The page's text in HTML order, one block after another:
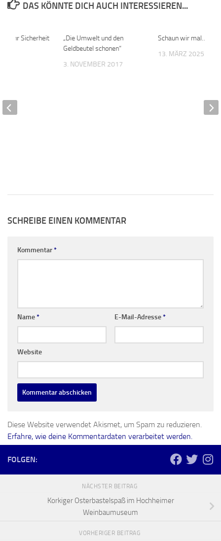
DAS KÖNNTE DICH AUCH INTERESSIEREN...
„Die Umwelt und den
Geldbeutel schonen“
3. NOVEMBER 2017
Schaun wir mal…
13. MÄRZ 2025
mehr Sicherheit
SCHREIBE EINEN KOMMENTAR
Kommentar*
Name* E-Mail-Adresse*
Website
Diese Website verwendet Akismet, um Spam zu reduzieren.
Erfahre, wie deine Kommentardaten verarbeitet werden.
FOLGEN:
NÄCHSTER BEITRAG
Korkiger Osterbastelspaß im Hochheimer
Weinbaumuseum
VORHERIGER BEITRAG